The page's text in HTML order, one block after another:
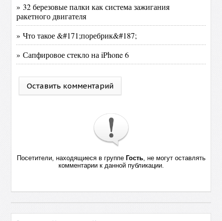
» 32 березовые палки как система зажигания
ракетного двигателя
» Что такое &#171;поребрик&#187;
» Сапфировое стекло на iPhone 6
Оставить комментарий
Посетители, находящиеся в группе Гость, не могут оставлять
комментарии к данной публикации.